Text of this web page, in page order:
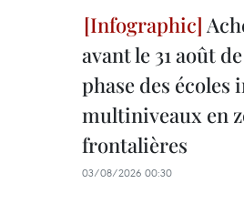
avant le 31 août
phase des écoles
multiniveaux en
frontalières
03/08/2026 00:30